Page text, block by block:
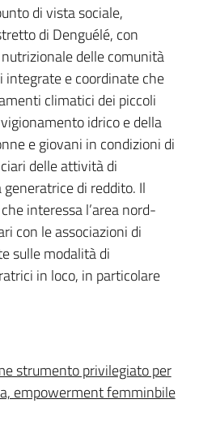
di vista sociale,
di Denguélé, con
delle comunità
e coordinate che
climatici dei piccoli
idrico e della
e giovani in condizioni di
delle attività di
di reddito. Il
interessa l’area nord-
con le associazioni di
sulle modalità di
in loco, in particolare
strumento privilegiato per
empowerment femminbile